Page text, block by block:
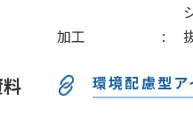
加工
環境配慮型ア